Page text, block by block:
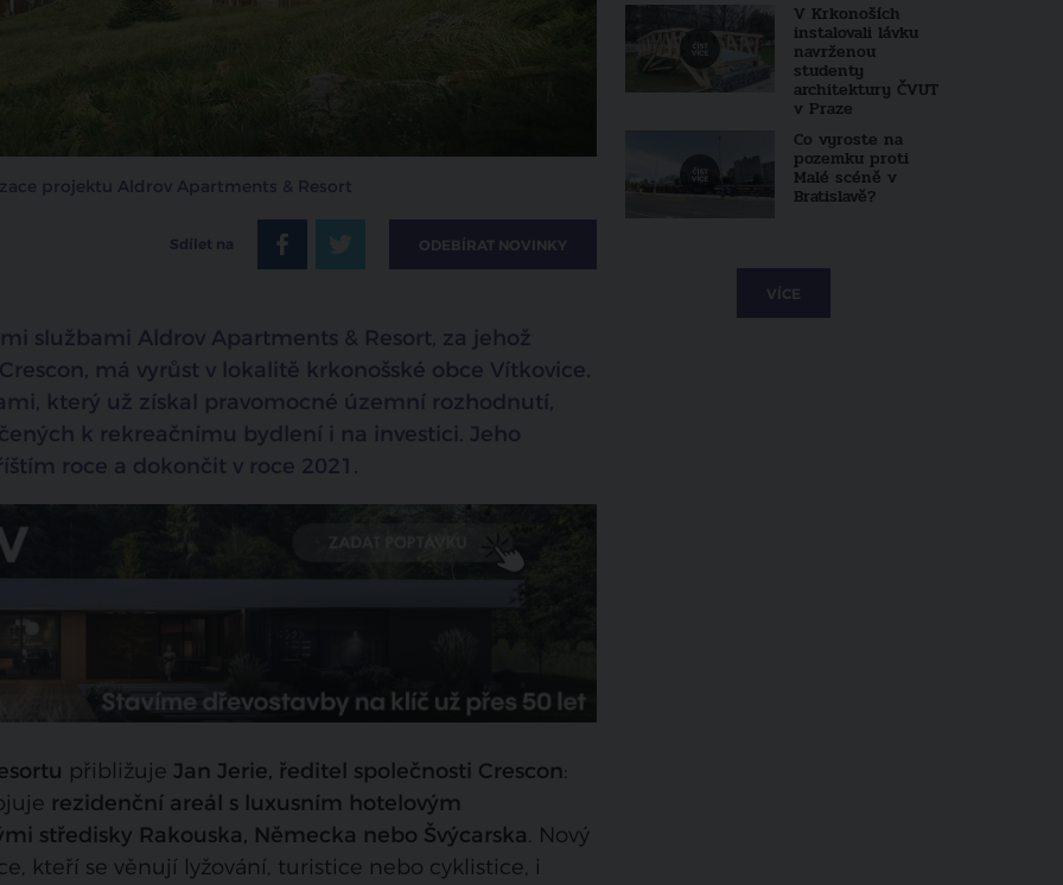
projektu Aldrov Apartments & Resort
Sdílet na ODEBÍRAT NOVINKY
službami Aldrov Apartments & Resort, za jehož
má vyrůst v lokalitě krkonošské obce Vítkovice.
který už získal pravomocné územní rozhodnutí,
k rekreačnímu bydlení i na investici. Jeho
roce a dokončit v roce 2021.
přibližuje Jan Jerie, ředitel společnosti Crescon:
rezidenční areál s luxusním hotelovým
středisky Rakouska, Německa nebo Švýcarska. Nový
kteří se věnují lyžování, turistice nebo cyklistice, i
V Krkonoších
instalovali lávku
navrženou
studenty
architektury ČVUT
v Praze
Co vyroste na
pozemku proti
Malé scéně v
Bratislavě?
VÍCE